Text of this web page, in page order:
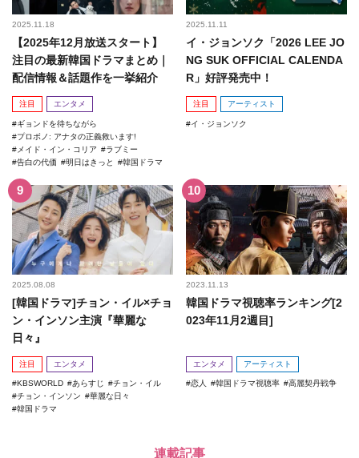
2025.11.18
【2025年12月放送スタート】
注目の最新韓国ドラマまとめ｜
配信情報＆話題作を一挙紹介
注目 エンタメ
ギョンドを待ちながら
プロボノ: アナタの正義救います!
メイド・イン・コリア
ラブミー
告白の代価
明日はきっと 韓国ドラマ
2025.11.11
イ・ジョンソク「2026 LEE JO
NG SUK OFFICIAL CALENDA
R」好評発売中！
注目 アーティスト
イ・ジョンソク
2025.08.08
[韓国ドラマ]チョン・イル×チョ
ン・インソン主演『華麗な
日々』
注目 エンタメ
KBSWORLD あらすじ
チョン・イル
チョン・インソン
華麗な日々
韓国ドラマ
2023.11.13
韓国ドラマ視聴率ランキング[2
023年11月2週目]
エンタメ アーティスト
恋人 韓国ドラマ視聴率 高麗契丹戦争
連載記事